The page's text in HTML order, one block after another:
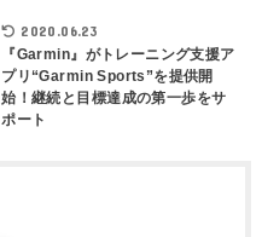
2020.06.23
『Garmin』がトレーニング支援ア
プリ“Garmin Sports”を提供開
始！継続と目標達成の第一歩をサ
ポート